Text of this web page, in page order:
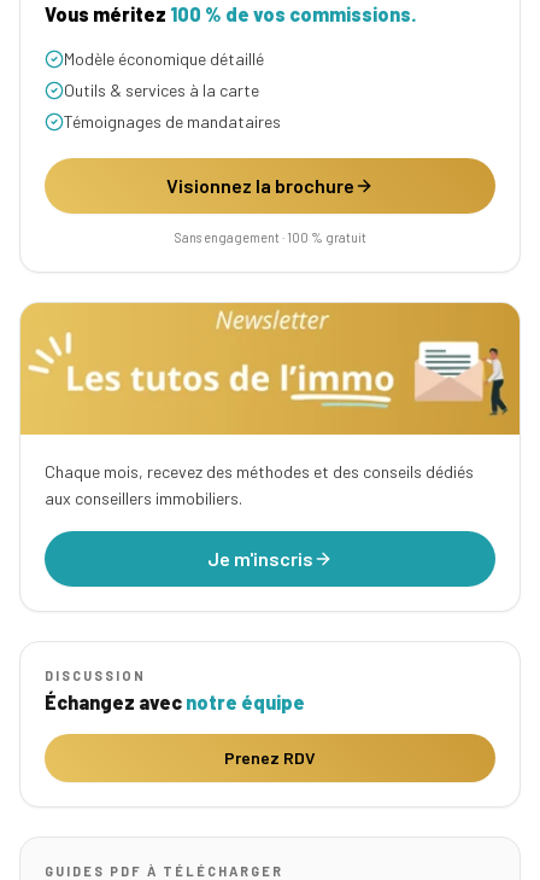
Vous méritez 100 % de vos commissions.
Modèle économique détaillé
Outils & services à la carte
Témoignages de mandataires
Visionnez la brochure
Sans engagement · 100 % gratuit
Chaque mois, recevez des méthodes et des conseils dédiés
aux conseillers immobiliers.
Je m'inscris
DISCUSSION
Échangez avec notre équipe
Prenez RDV
GUIDES PDF À TÉLÉCHARGER